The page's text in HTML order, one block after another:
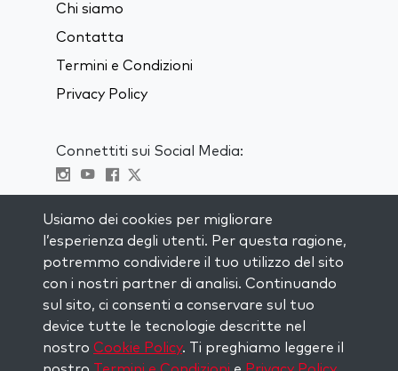
Chi siamo
Contatta
Termini e Condizioni
Privacy Policy
Connettiti sui Social Media:
RIMANI AGGIORNATO
Iscriviti alla nostra mailing list e ricevi
ispirazione ogni settimana nella tua
casella di posta.
Iscriviti
Usiamo dei cookies per migliorare
l’esperienza degli utenti. Per questa ragione,
potremmo condividere il tuo utilizzo del sito
con i nostri partner di analisi. Continuando
sul sito, ci consenti a conservare sul tuo
device tutte le tecnologie descritte nel
nostro Cookie Policy. Ti preghiamo leggere il